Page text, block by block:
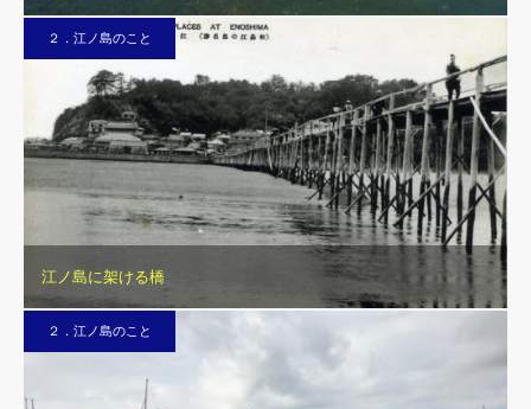
２．江ノ島のこと
江ノ島に架ける橋
２．江ノ島のこと